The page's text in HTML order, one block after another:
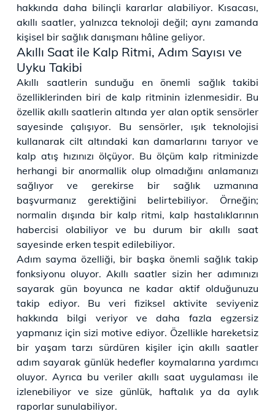
hakkında daha bilinçli kararlar alabiliyor. Kısacası,
akıllı saatler, yalnızca teknoloji değil; aynı zamanda
kişisel bir sağlık danışmanı hâline geliyor.
Akıllı Saat ile Kalp Ritmi, Adım Sayısı ve
Uyku Takibi
Akıllı saatlerin sunduğu en önemli sağlık takibi
özelliklerinden biri de kalp ritminin izlenmesidir. Bu
özellik akıllı saatlerin altında yer alan optik sensörler
sayesinde çalışıyor. Bu sensörler, ışık teknolojisi
kullanarak cilt altındaki kan damarlarını tarıyor ve
kalp atış hızınızı ölçüyor. Bu ölçüm kalp ritminizde
herhangi bir anormallik olup olmadığını anlamanızı
sağlıyor ve gerekirse bir sağlık uzmanına
başvurmanız gerektiğini belirtebiliyor. Örneğin;
normalin dışında bir kalp ritmi, kalp hastalıklarının
habercisi olabiliyor ve bu durum bir akıllı saat
sayesinde erken tespit edilebiliyor.
Adım sayma özelliği, bir başka önemli sağlık takip
fonksiyonu oluyor. Akıllı saatler sizin her adımınızı
sayarak gün boyunca ne kadar aktif olduğunuzu
takip ediyor. Bu veri fiziksel aktivite seviyeniz
hakkında bilgi veriyor ve daha fazla egzersiz
yapmanız için sizi motive ediyor. Özellikle hareketsiz
bir yaşam tarzı sürdüren kişiler için akıllı saatler
adım sayarak günlük hedefler koymalarına yardımcı
oluyor. Ayrıca bu veriler akıllı saat uygulaması ile
izlenebiliyor ve size günlük, haftalık ya da aylık
raporlar sunulabiliyor.